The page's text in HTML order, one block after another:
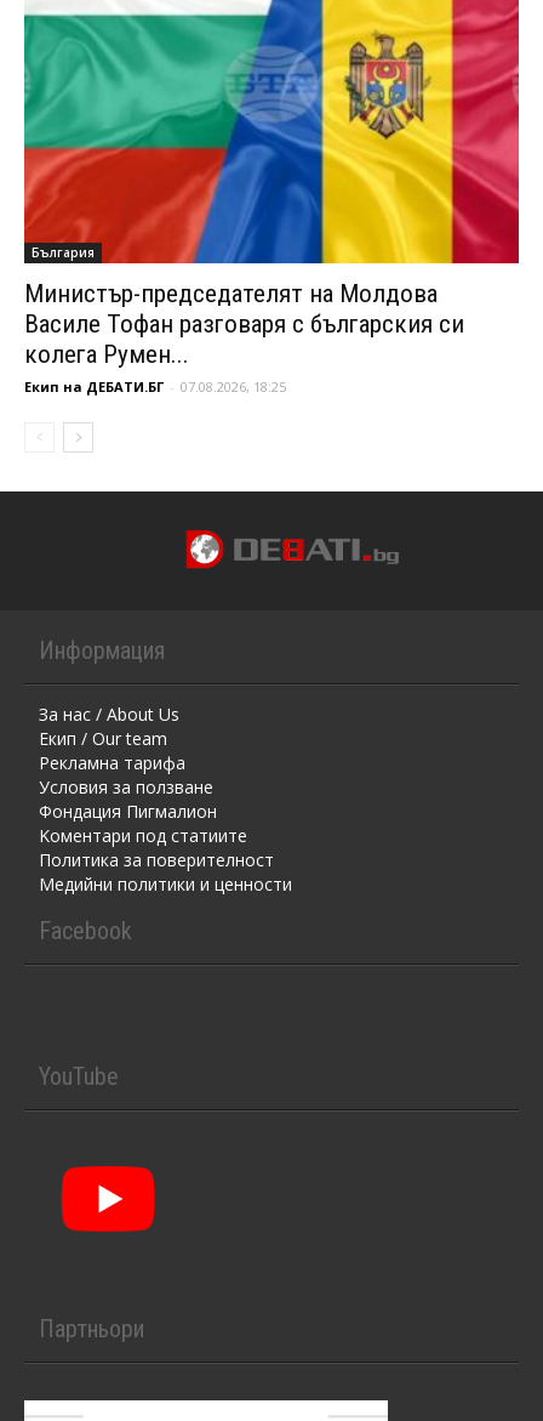
България
Министър-председателят на Молдова
Василе Тофан разговаря с българския си
колега Румен...
Екип на ДЕБАТИ.БГ - 07.08.2026, 18:25
Информация
За нас / About Us
Екип / Our team
Рекламна тарифа
Условия за ползване
Фондация Пигмалион
Kоментaри под статиите
Политика за поверителност
Медийни политики и ценности
Facebook
YouTube
Партньори